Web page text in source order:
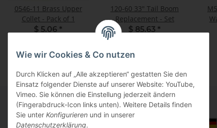
0546-11 Brass Upper
Collet - Pack of 1
$ 5.06 *
120-60 33" Tail Boom
Replacement - Set
$ 85.63 *
Informationen
Wie wir Cookies & Co nutzen
Durch Klicken auf „Alle akzeptieren“ gestatten Sie den
Einsatz folgender Dienste auf unserer Website: YouTube,
Vimeo. Sie können die Einstellung jederzeit ändern
(Fingerabdruck-Icon links unten). Weitere Details finden
Sie unter Konfigurieren und in unserer
Datenschutzerklärung.